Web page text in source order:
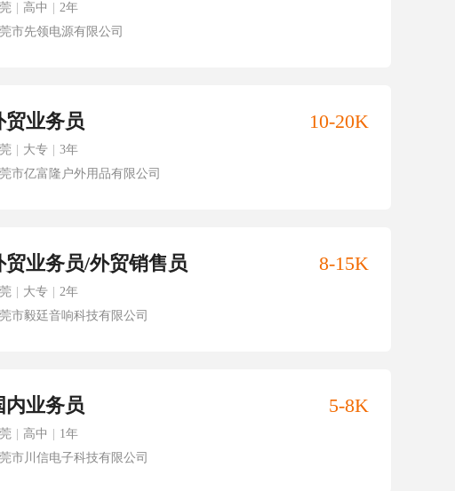
高中
2年
市先领电源有限公司
贸业务员 10-20K
大专
3年
市亿富隆户外用品有限公司
贸业务员/外贸销售员 8-15K
大专
2年
市毅廷音响科技有限公司
内业务员 5-8K
高中
1年
市川信电子科技有限公司